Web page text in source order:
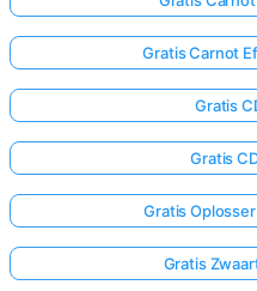
Gratis Carnot
Gratis
Gratis
Gratis
Gratis